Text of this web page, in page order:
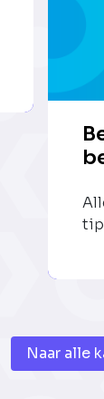
Naar alle